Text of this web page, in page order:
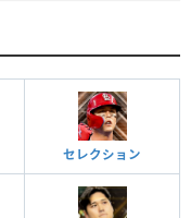
セレクション